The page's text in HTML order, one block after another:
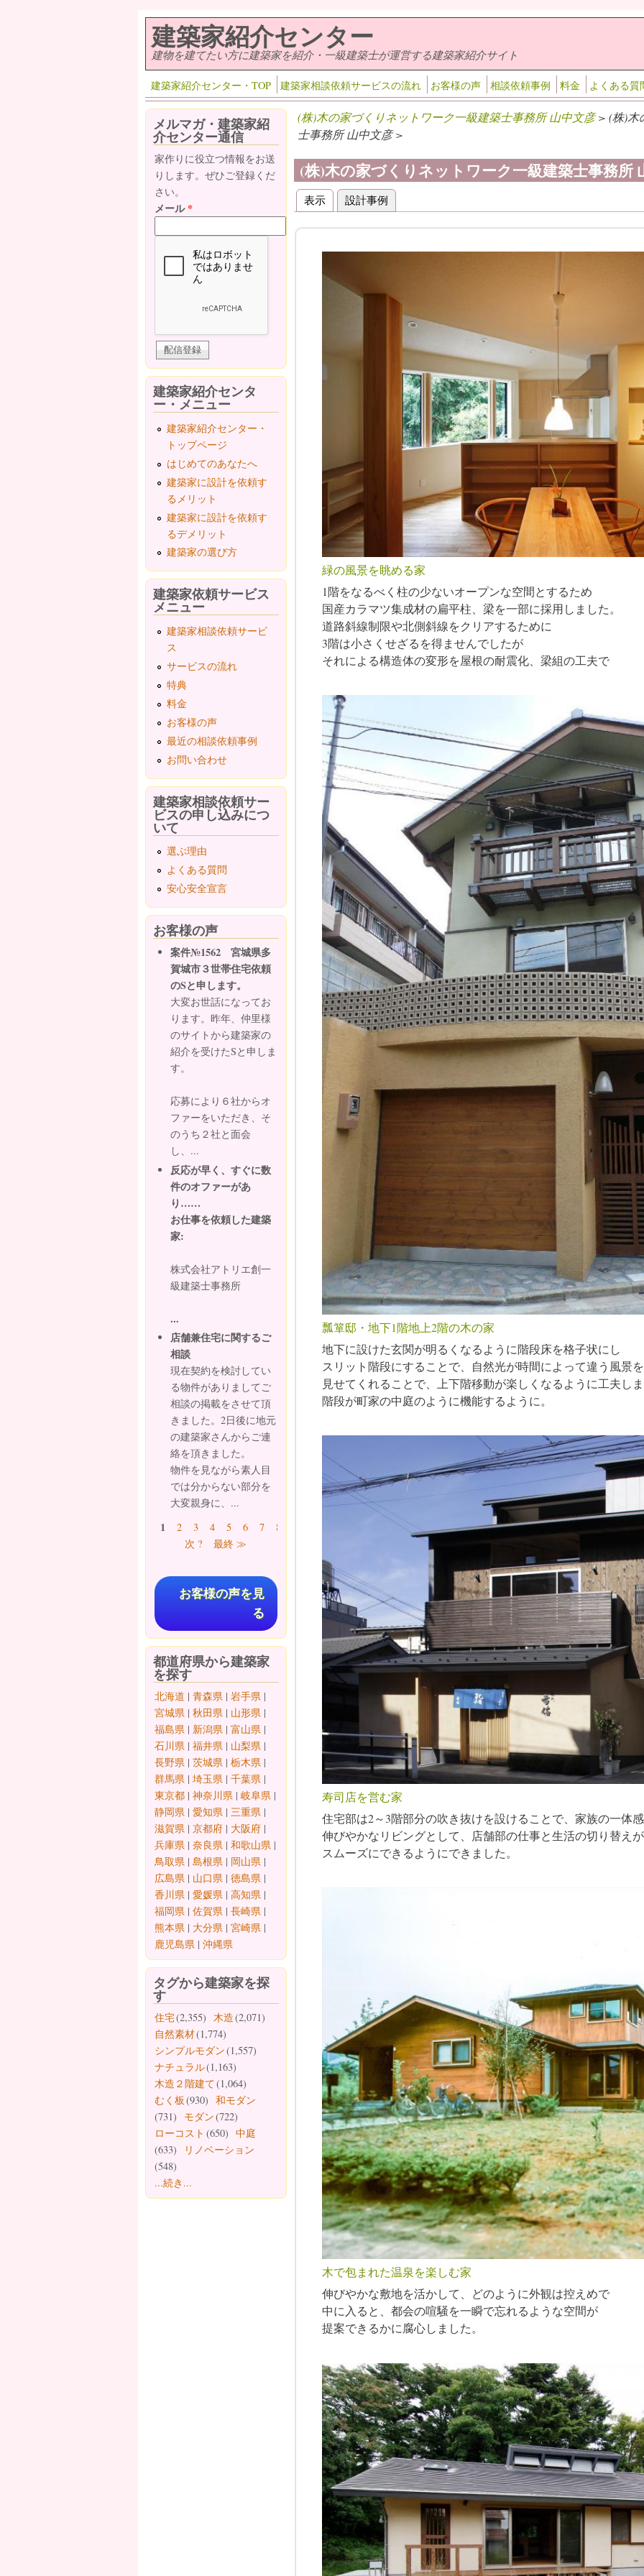
建築家紹介センター
建物を建てたい方に建築家を紹介・一級建築士が運営する建築家紹介サイト
建築家紹介センター・TOP 建築家相談依頼サービスの流れ お客様の声 相談依頼事例 料金 よくある質
(株)木の家づくりネットワーク一級建築士事務所 山中文彦> (株)木
士事務所 山中文彦 >
(株)木の家づくりネットワーク一級建築士事務所
プライマリータブ
表示 設計事例
緑の風景を眺める家
1階をなるべく柱の少ないオープンな空間とするため
国産カラマツ集成材の扁平柱、梁を一部に採用しました。
道路斜線制限や北側斜線をクリアするために
3階は小さくせざるを得ませんでしたが
それによる構造体の変形を屋根の耐震化、梁組の工夫で
瓢箪邸・地下1階地上2階の木の家
地下に設けた玄関が明るくなるように階段床を格子状にし
スリット階段にすることで、自然光が時間によって違う風景を
見せてくれることで、上下階移動が楽しくなるように工夫し
階段が町家の中庭のように機能するように。
寿司店を営む家
住宅部は2～3階部分の吹き抜けを設けることで、家族の一体
伸びやかなリビングとして、店舗部の仕事と生活の切り替えが
スムーズにできるようにできました。
木で包まれた温泉を楽しむ家
伸びやかな敷地を活かして、どのように外観は控えめで
中に入ると、都会の喧騒を一瞬で忘れるような空間が
提案できるかに腐心しました。
メルマガ・建築家紹
介センター通信
家作りに役立つ情報をお送
りします。ぜひご登録くだ
さい。
メール*
建築家紹介センタ
ー・メニュー
建築家紹介センター・
トップページ
はじめてのあなたへ
建築家に設計を依頼す
るメリット
建築家に設計を依頼す
るデメリット
建築家の選び方
建築家依頼サービス
メニュー
建築家相談依頼サービ
ス
サービスの流れ
特典
料金
お客様の声
最近の相談依頼事例
お問い合わせ
建築家相談依頼サー
ビスの申し込みにつ
いて
選ぶ理由
よくある質問
安心安全宣言
お客様の声
案件№1562 宮城県多
賀城市３世帯住宅依頼
のSと申します。
大変お世話になってお
ります。昨年、仲里様
のサイトから建築家の
紹介を受けたSと申しま
す。
応募により６社からオ
ファーをいただき、そ
のうち２社と面会
し、...
反応が早く、すぐに数
件のオファーがあ
り……
お仕事を依頼した建築
家:
株式会社アトリエ創一
級建築士事務所
...
店舗兼住宅に関するご
相談
現在契約を検討してい
る物件がありましてご
相談の掲載をさせて頂
きました。2日後に地元
の建築家さんからご連
絡を頂きました。
物件を見ながら素人目
では分からない部分を
大変親身に、...
ページ
1 2 3 4 5 6 7 8
次 ?
最終 ≫
お客様の声を見
る
都道府県から建築家
を探す
北海道 | 青森県 | 岩手県 |
宮城県 | 秋田県 | 山形県 |
福島県 | 新潟県 | 富山県 |
石川県 | 福井県 | 山梨県 |
長野県 | 茨城県 | 栃木県 |
群馬県 | 埼玉県 | 千葉県 |
東京都 | 神奈川県 | 岐阜県 |
静岡県 | 愛知県 | 三重県 |
滋賀県 | 京都府 | 大阪府 |
兵庫県 | 奈良県 | 和歌山県 |
鳥取県 | 島根県 | 岡山県 |
広島県 | 山口県 | 徳島県 |
香川県 | 愛媛県 | 高知県 |
福岡県 | 佐賀県 | 長崎県 |
熊本県 | 大分県 | 宮崎県 |
鹿児島県 | 沖縄県
タグから建築家を探
す
住宅(2,355) 木造(2,071)
自然素材(1,774)
シンプルモダン(1,557)
ナチュラル(1,163)
木造２階建て(1,064)
むく板 (930) 和モダン
(731)
モダン(722)
ローコスト (650) 中庭
(633)
リノベーション
(548)
...続き...